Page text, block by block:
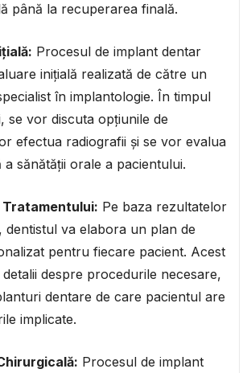
până la recuperarea finală.
Procesul de implant dentar
inițială realizată de către un
în implantologie. În timpul
se vor discuta opțiunile de
efectua radiografii și se vor evalua
a sănătății orale a pacientului.
Pe baza rezultatelor
dentistul va elabora un plan de
pentru fiecare pacient. Acest
despre procedurile necesare,
dentare de care pacientul are
implicate.
Procesul de implant